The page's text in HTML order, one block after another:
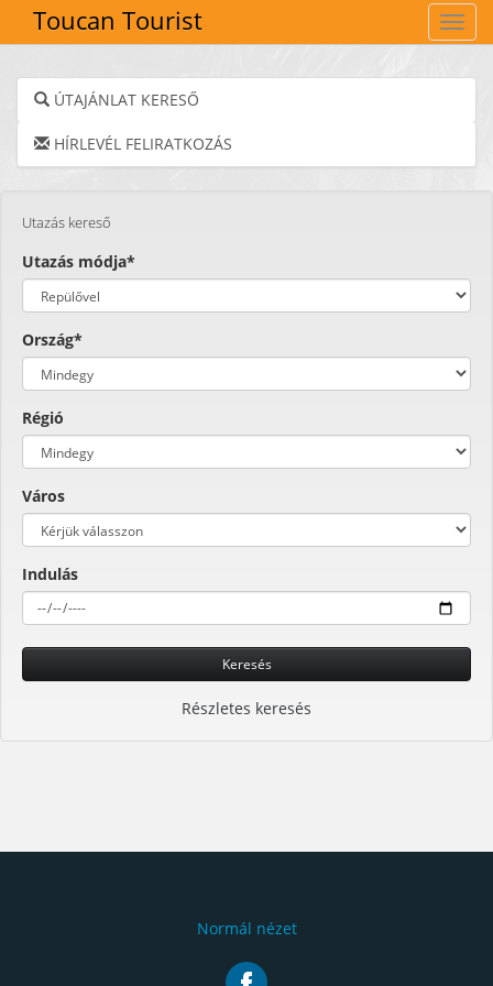
Toucan Tourist
ÚTAJÁNLAT KERESŐ
HÍRLEVÉL FELIRATKOZÁS
Utazás kereső
Utazás módja*
Ország*
Régió
Város
Indulás
Keresés
Részletes keresés
Normál nézet